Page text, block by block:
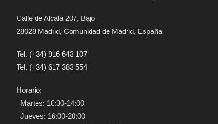
Calle de Alcalá 207, Bajo
28028 Madrid, Comunidad de Madrid, España
Tel. (+34) 916 643 107
Tel. (+34) 617 383 554
Horario:
Martes: 10:30-14:00
Jueves: 16:00-20:00